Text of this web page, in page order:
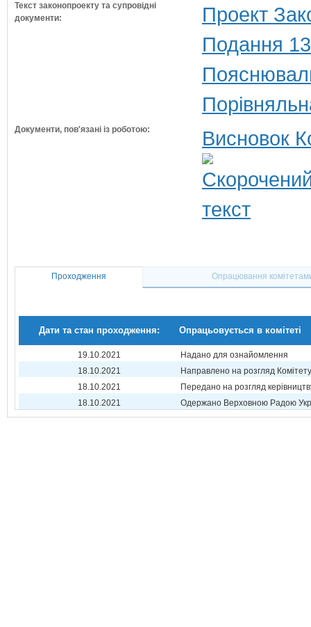
Текст законопроекту та супровідні
документи:
Проект
Подання
Документи, пов'язані із роботою: Висновок
Проходження Опрацювання
Дати та стан проходження: Опрацьовується в комітеті
19.10.2021
Надано для ознайомлення
18.10.2021
Направлено на розгляд Комітету
18.10.2021
Передано на розгляд
18.10.2021
Одержано Верховною Радою